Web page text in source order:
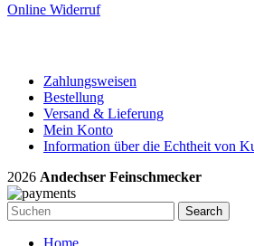
Online Widerruf
Zahlungsweisen
Bestellung
Versand & Lieferung
Mein Konto
Information über die Echtheit von
2026 Andechser Feinschmecker
Search
Home